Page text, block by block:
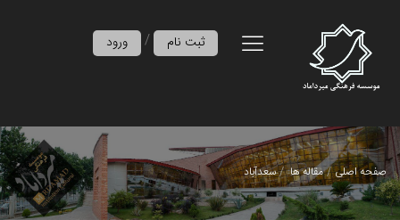
ورود / ثبت نام
صفحه اصلی مقاله ها سعدآباد